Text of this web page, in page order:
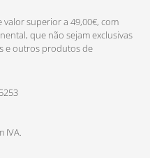
superior a 49,00€, com
que não sejam exclusivas
e outros produtos de
IVA.